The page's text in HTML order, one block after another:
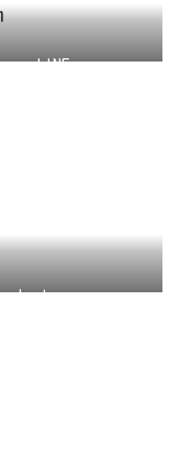
LINE
Instagram